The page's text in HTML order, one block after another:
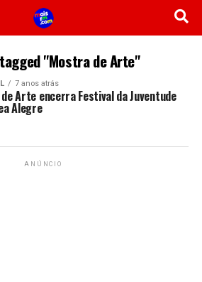
"Mostra de Arte"
7 anos atrás
Arte encerra Festival da Juventude
Alegre
ANÚNCIO